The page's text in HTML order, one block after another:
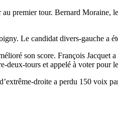
premier tour. Bernard Moraine,
Le candidat divers-gauche a
son score. François
deux-tours et appelé à voter pour
droite a perdu 150 voix